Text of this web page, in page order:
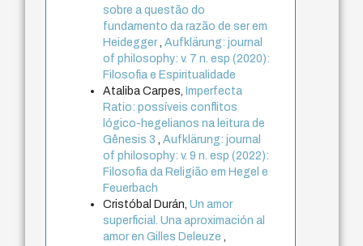
sobre a questão do
fundamento da razão de ser em
Heidegger,Aufklärung: journal
of philosophy: v. 7 n. esp (2020):
Filosofia e Espiritualidade
Ataliba Carpes, Imperfecta
Ratio: possíveis conflitos
lógico-hegelianos na leitura de
Gênesis 3,Aufklärung: journal
of philosophy: v. 9 n. esp (2022):
Filosofia da Religião em Hegel e
Feuerbach
Cristóbal Durán,Un amor
superficial. Una aproximación al
amor en Gilles Deleuze,